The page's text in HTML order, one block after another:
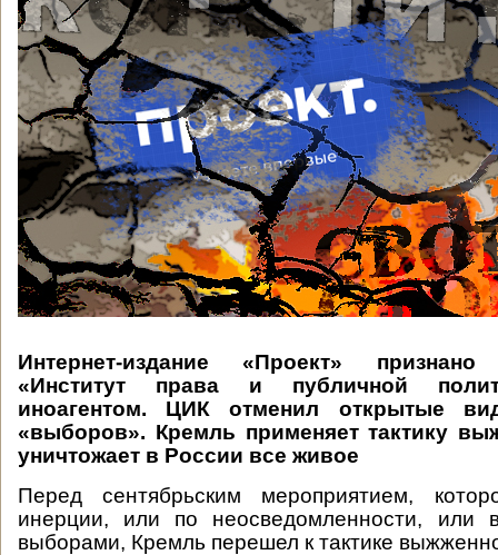
Интернет-издание «Проект» признано
«Институт права и публичной
иноагентом. ЦИК отменил открытые
«выборов». Кремль применяет тактику
уничтожает в России все живое
Перед сентябрьским мероприятием,
инерции, или по неосведомленности, или
выборами, Кремль перешел к тактике